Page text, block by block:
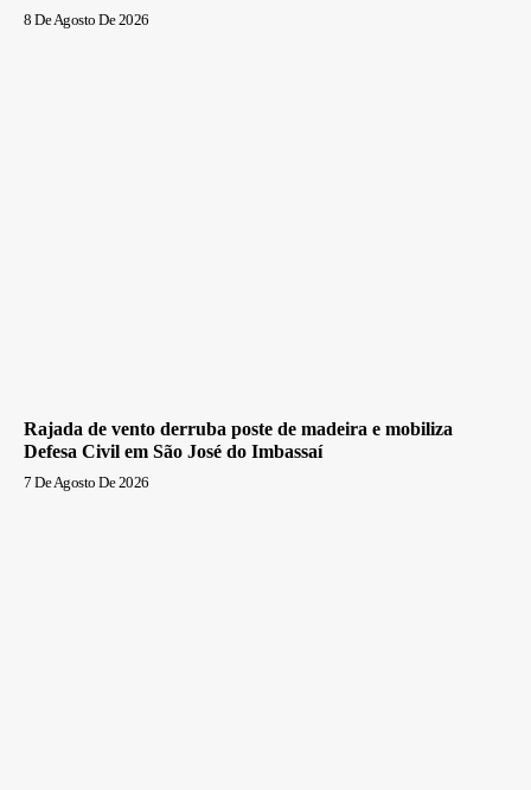
8 De Agosto De 2026
Rajada de vento derruba poste de madeira e mobiliza
Defesa Civil em São José do Imbassaí
7 De Agosto De 2026